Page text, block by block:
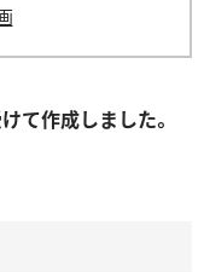
て作成しました。